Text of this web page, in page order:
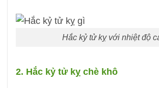
Hắc kỷ tử kỵ với nhiệt độ
2. Hắc kỷ tử kỵ chè khô